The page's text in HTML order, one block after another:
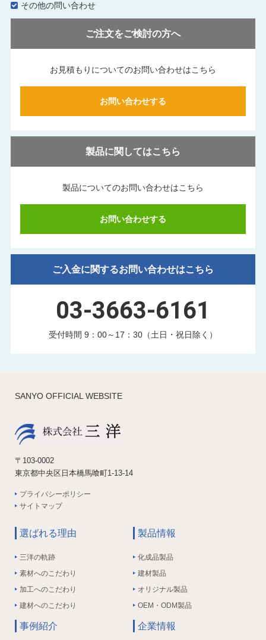
その他の問い合わせ
ご注文をご検討の方へ
お見積もりについてのお問い合わせはこちら
お問い合わせする
製品に関してはこちら
製品についてのお問い合わせはこちら
お問い合わせする
ご入金に関するお問い合わせはこちら
03-3663-6161
受付時間 9：00～17：30（土日・祝日除く）
SANYO OFFICIAL WEBSITE
〒103-0002
東京都中央区日本橋馬喰町1-13-14
プライバシーポリシー
サイトマップ
選ばれる理由
三洋の軌跡
素材へのこだわり
加工へのこだわり
建材へのこだわり
製品情報
化成品製品
建材製品
オリジナル製品
OEM・ODM製品
事例紹介 企業情報